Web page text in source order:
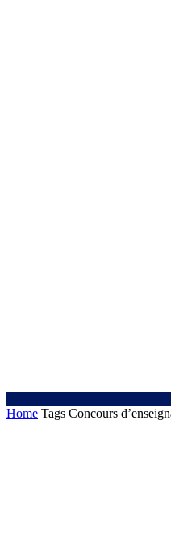
Home Tags Concours